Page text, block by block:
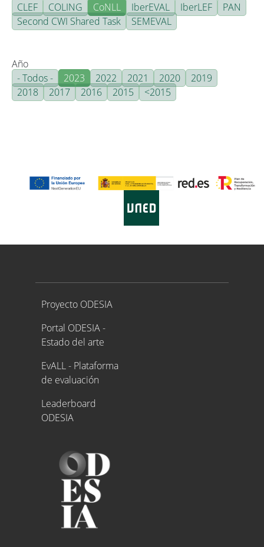
CLEF
COLING CoNLL IberEVAL IberLEF
PAN
Second CWI Shared Task
SEMEVAL
Año
- Todos -
2023 2022 2021 2020
2019
2018
2017 2016 2015 <2015
Proyecto ODESIA
Proyecto ODESIA
Portal ODESIA -
Estado del arte
EvALL - Plataforma
de evaluación
Leaderboard
ODESIA